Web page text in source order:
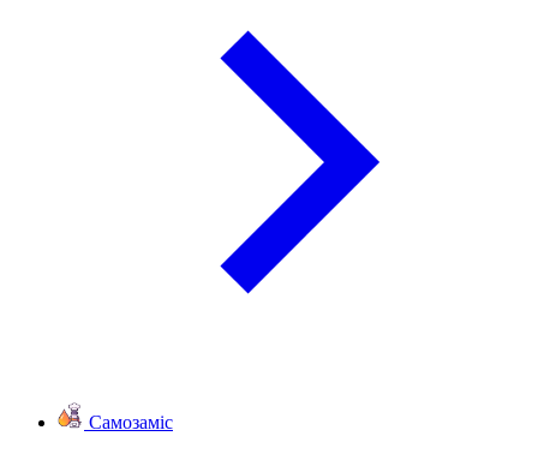
Самозаміс